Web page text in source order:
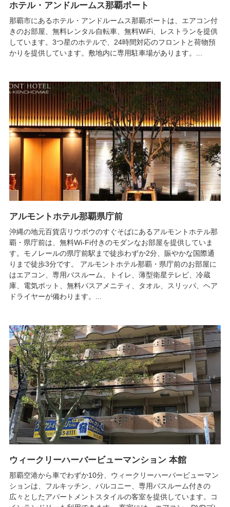
ホテル・アンドルームス那覇ポート
那覇市にあるホテル・アンドルームス那覇ポートは、エアコン付
きのお部屋、無料レンタル自転車、無料WiFi、レストランを提供
しています。3つ星のホテルで、24時間対応のフロントと荷物預
かりを提供しています。敷地内に専用駐車場があります。...
アルモントホテル那覇県庁前
沖縄の地元百貨店リウボウのすぐそばにあるアルモントホテル那
覇・県庁前は、無料Wi-Fi付きのモダンなお部屋を提供していま
す。モノレールの県庁前駅まで徒歩わずか2分、賑やかな国際通
りまで徒歩3分です。 アルモントホテル那覇・県庁前のお部屋に
はエアコン、専用バスルーム、トイレ、薄型衛星テレビ、冷蔵
庫、電気ポット、無料バスアメニティ、タオル、スリッパ、ヘア
ドライヤーが備わります。...
ウィークリーハーバービューマンション 本館
那覇空港から車でわずか10分、ウィークリーハーバービューマン
ションは、フルキッチン、バルコニー、専用バスルーム付きの
広々としたアパートメントスタイルの客室を提供しています。コ